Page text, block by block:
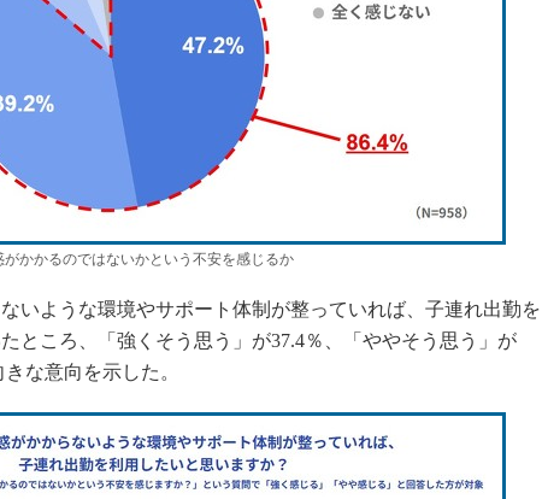
かかるのではないかという不安を感じるか
いような環境やサポート体制が整っていれば、子連れ出勤を
ところ、「強くそう思う」が37.4％、「ややそう思う」が
な意向を示した。